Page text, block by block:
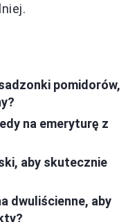
pomidorów,
na emeryturę z
aby skutecznie
dwuliścienne, aby